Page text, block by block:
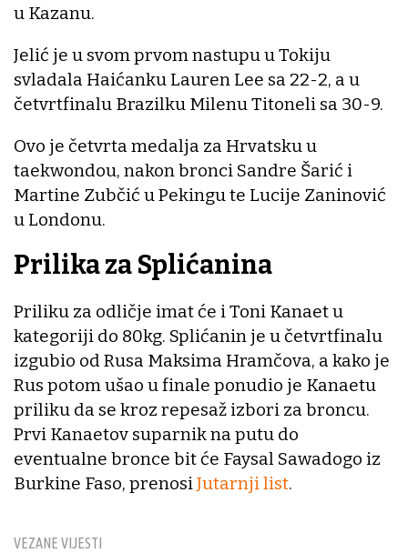
VEZANE VIJESTI
u Kazanu.
Jelić je u svom prvom nastupu u Tokiju
svladala Haićanku Lauren Lee sa 22-2, a u
četvrtfinalu Brazilku Milenu Titoneli sa 30-9.
Ovo je četvrta medalja za Hrvatsku u
taekwondou, nakon bronci Sandre Šarić i
Martine Zubčić u Pekingu te Lucije Zaninović
u Londonu.
Prilika za Splićanina
Priliku za odličje imat će i Toni Kanaet u
kategoriji do 80kg. Splićanin je u četvrtfinalu
izgubio od Rusa Maksima Hramčova, a kako je
Rus potom ušao u finale ponudio je Kanaetu
priliku da se kroz repesaž izbori za broncu.
Prvi Kanaetov suparnik na putu do
eventualne bronce bit će Faysal Sawadogo iz
Burkine Faso, prenosiJutarnji list.